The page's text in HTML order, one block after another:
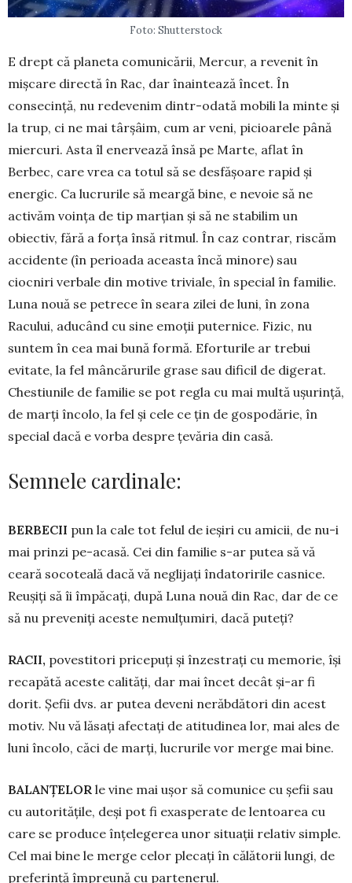
Foto: Shutterstock
E drept că planeta comunicării, Mercur, a re­venit în
mișcare directă în Rac, dar înaintează încet. În
consecință, nu redevenim dintr-odată mobili la minte și
la trup, ci ne mai târșâim, cum ar veni, picioarele până
miercuri. Asta îl enervează însă pe Marte, aflat în
Berbec, care vrea ca totul să se des­fășoare rapid și
energic. Ca lucrurile să meargă bi­ne, e nevoie să ne
activăm voința de tip marțian și să ne stabilim un
obiectiv, fără a forța însă ritmul. În caz contrar, riscăm
accidente (în perioada a­ceasta încă minore) sau
ciocniri verbale din motive tri­viale, în special în familie.
Luna nouă se petrece în seara zilei de luni, în zona
Racului, aducând cu sine emoții puternice. Fizic, nu
suntem în cea mai bună formă. Eforturile ar trebui
evitate, la fel mân­cărurile grase sau dificil de digerat.
Chestiunile de familie se pot regla cu mai multă ușurință,
de marți încolo, la fel şi cele ce țin de gospodărie, în
special dacă e vorba despre țevăria din casă.
Semnele cardinale:
BERBECII pun la cale tot felul de ieșiri cu amicii, de nu-i
mai prinzi pe-acasă. Cei din familie s-ar putea să vă
ceară socoteală dacă vă neglijați îndatoririle casnice.
Reușiți să îi împăcați, după Luna nouă din Rac, dar de ce
să nu preveniți aceste nemulțumiri, dacă puteți?
RACII, povestitori pricepuți și înzestrați cu memorie, își
recapătă aceste calități, dar mai încet decât și-ar fi
dorit. Șefii dvs. ar putea deveni nerăbdători din acest
motiv. Nu vă lăsați afectați de atitudinea lor, mai ales de
luni încolo, căci de marți, lucrurile vor merge mai bine.
BALANŢELOR le vine mai ușor să comunice cu șefii sau
cu autoritățile, deși pot fi exasperate de lentoarea cu
care se produce înțelegerea unor situații relativ simple.
Cel mai bine le merge celor plecaţi în călătorii lungi, de
preferință împreună cu partenerul.